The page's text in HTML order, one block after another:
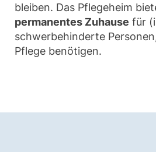
bleiben. Das Pflegeheim
permanentes Zuhause für
schwerbehinderte
Pflege benötigen.